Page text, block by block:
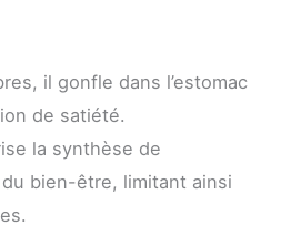
il gonfle dans l’estomac
de satiété.
la synthèse de
bien-être, limitant ainsi